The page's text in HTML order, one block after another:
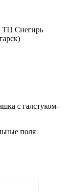
ТЦ Снегирь
с галстуком-
поля